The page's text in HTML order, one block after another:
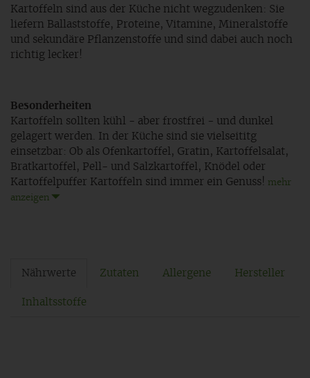
Kartoffeln sind aus der Küche nicht wegzudenken: Sie
liefern Ballaststoffe, Proteine, Vitamine, Mineralstoffe
und sekundäre Pflanzenstoffe und sind dabei auch noch
richtig lecker!
Besonderheiten
Kartoffeln sollten kühl - aber frostfrei - und dunkel
gelagert werden. In der Küche sind sie vielseititg
einsetzbar: Ob als Ofenkartoffel, Gratin, Kartoffelsalat,
Bratkartoffel, Pell- und Salzkartoffel, Knödel oder
Kartoffelpuffer Kartoffeln sind immer ein Genuss! mehr
anzeigen
Nährwerte Zutaten Allergene Hersteller
Inhaltsstoffe